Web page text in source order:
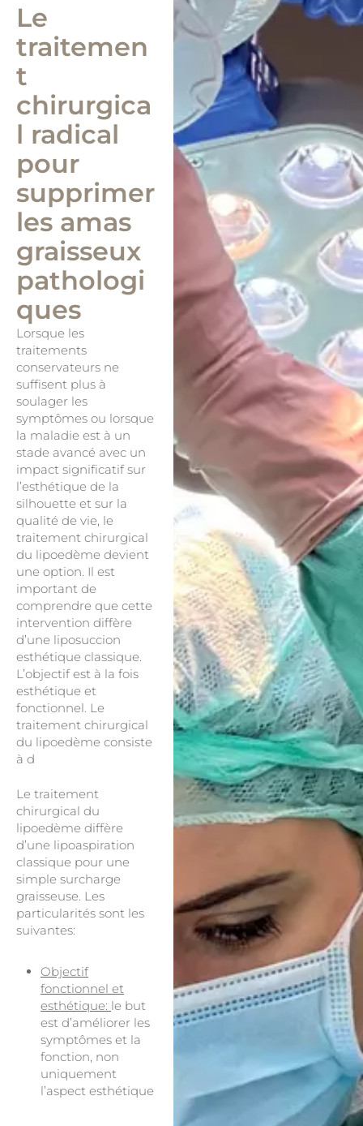
Le
traitemen
t
chirurgica
l radical
pour
supprimer
les amas
graisseux
pathologi
ques
Lorsque les
traitements
conservateurs ne
suffisent plus à
soulager les
symptômes ou lorsque
la maladie est à un
stade avancé avec un
impact significatif sur
l’esthétique de la
silhouette et sur la
qualité de vie, le
traitement chirurgical
du lipoedème devient
une option. Il est
important de
comprendre que cette
intervention diffère
d’une liposuccion
esthétique classique.
L’objectif est à la fois
esthétique et
fonctionnel. Le
traitement chirurgical
du lipoedème consiste
à d
Le traitement
chirurgical du
lipoedème diffère
d’une lipoaspiration
classique pour une
simple surcharge
graisseuse. Les
particularités sont les
suivantes:
Objectif
fonctionnel et
esthétique: le but
est d’améliorer les
symptômes et la
fonction, non
uniquement
l’aspect esthétique